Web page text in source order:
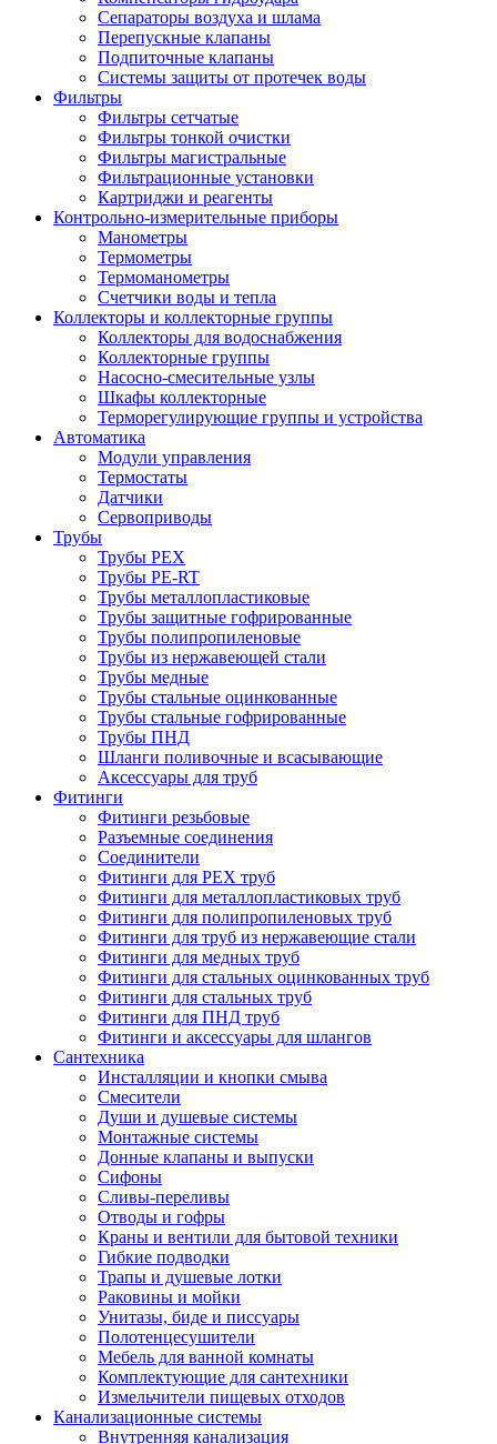
Сепараторы воздуха и шлама
Перепускные клапаны
Подпиточные клапаны
Системы защиты от протечек воды
Фильтры
Фильтры сетчатые
Фильтры тонкой очистки
Фильтры магистральные
Фильтрационные установки
Картриджи и реагенты
Контрольно-измерительные приборы
Манометры
Термометры
Термоманометры
Счетчики воды и тепла
Коллекторы и коллекторные группы
Коллекторы для водоснабжения
Коллекторные группы
Насосно-смесительные узлы
Шкафы коллекторные
Терморегулирующие группы и устройства
Автоматика
Модули управления
Термостаты
Датчики
Сервоприводы
Трубы
Трубы PEX
Трубы PE-RT
Трубы металлопластиковые
Трубы защитные гофрированные
Трубы полипропиленовые
Трубы из нержавеющей стали
Трубы медные
Трубы стальные оцинкованные
Трубы стальные гофрированные
Трубы ПНД
Шланги поливочные и всасывающие
Аксессуары для труб
Фитинги
Фитинги резьбовые
Разъемные соединения
Соединители
Фитинги для PEX труб
Фитинги для металлопластиковых труб
Фитинги для полипропиленовых труб
Фитинги для труб из нержавеющие стали
Фитинги для медных труб
Фитинги для стальных оцинкованных труб
Фитинги для стальных труб
Фитинги для ПНД труб
Фитинги и аксессуары для шлангов
Сантехника
Инсталляции и кнопки смыва
Смесители
Души и душевые системы
Монтажные системы
Донные клапаны и выпуски
Сифоны
Сливы-переливы
Отводы и гофры
Краны и вентили для бытовой техники
Гибкие подводки
Трапы и душевые лотки
Раковины и мойки
Унитазы, биде и писсуары
Полотенцесушители
Мебель для ванной комнаты
Комплектующие для сантехники
Измельчители пищевых отходов
Канализационные системы
Внутренняя канализация